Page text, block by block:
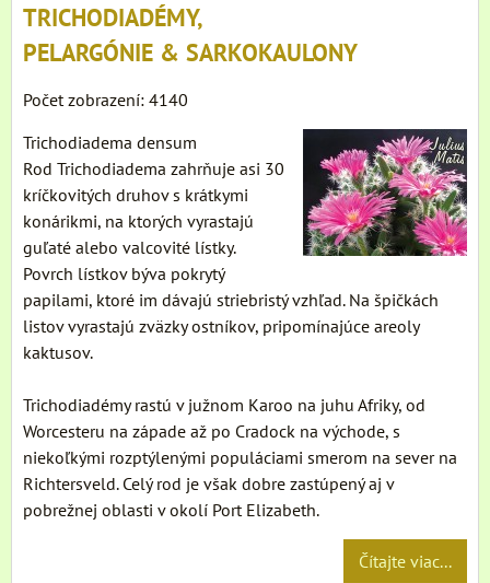
TRICHODIADÉMY,
PELARGÓNIE & SARKOKAULONY
Počet zobrazení: 4140
Trichodiadema densum
Rod Trichodiadema zahrňuje asi 30
kríčkovitých druhov s krátkymi
konárikmi, na ktorých vyrastajú
guľaté alebo valcovité lístky.
Povrch lístkov býva pokrytý
papilami, ktoré im dávajú striebristý vzhľad. Na špičkách
listov vyrastajú zväzky ostníkov, pripomínajúce areoly
kaktusov.
Trichodiadémy rastú v južnom Karoo na juhu Afriky, od
Worcesteru na západe až po Cradock na východe, s
niekoľkými rozptýlenými populáciami smerom na sever na
Richtersveld. Celý rod je však dobre zastúpený aj v
pobrežnej oblasti v okolí Port Elizabeth.
Čítajte viac...